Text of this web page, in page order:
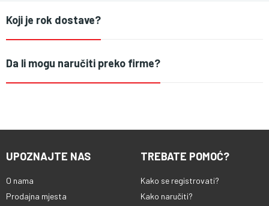
Koji je rok dostave?
Da li mogu naručiti preko firme?
UPOZNAJTE NAS
O nama
Prodajna mjesta
TREBATE POMOĆ?
Kako se registrovati?
Kako naručiti?